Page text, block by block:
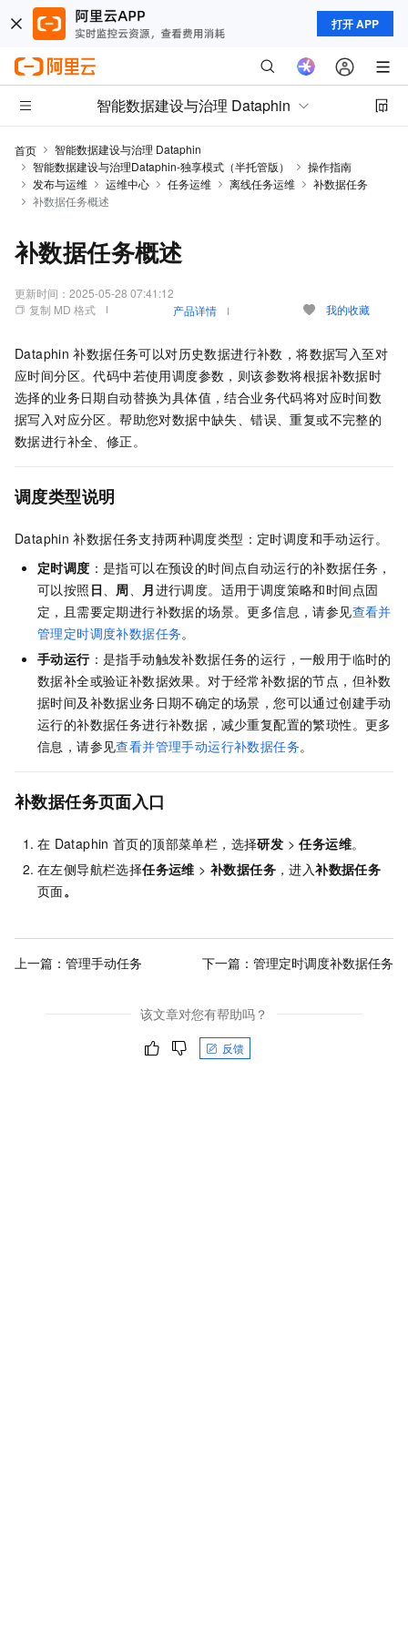
打开 APP
智能数据建设与治理 Dataphin
首页
智能数据建设与治理 Dataphin
智能数据建设与治理Dataphin-独享模式（半托管版）
操作指南
发布与运维
运维中心 任务运维 离线任务运维
补数据任务
补数据任务概述
补数据任务概述
更新时间： 2025-05-28 07:41:12
复制 MD 格式
产品详情 我的收藏
Dataphin 补数据任务可以对历史数据进行补数，将数据写入至对
应时间分区。代码中若使用调度参数，则该参数将根据补数据时
选择的业务日期自动替换为具体值，结合业务代码将对应时间数
据写入对应分区。帮助您对数据中缺失、错误、重复或不完整的
数据进行补全、修正。
调度类型说明
Dataphin 补数据任务支持两种调度类型：定时调度和手动运行。
定时调度 ：是指可以在预设的时间点自动运行的补数据任务，
可以按照 日、 周、 月进行调度。适用于调度策略和时间点固
定，且需要定期进行补数据的场景。更多信息，请参见查看并
管理定时调度补数据任务。
手动运行：是指手动触发补数据任务的运行，一般用于临时的
数据补全或验证补数据效果。对于经常补数据的节点，但补数
据时间及补数据业务日期不确定的场景，您可以通过创建手动
运行的补数据任务进行补数据，减少重复配置的繁琐性。更多
信息，请参见查看并管理手动运行补数据任务。
补数据任务页面入口
在 Dataphin 首页的顶部菜单栏，选择研发 >任务运维。
在左侧导航栏选择任务运维 >补数据任务 ，进入补数据任务
页面。
上一篇： 管理手动任务 下一篇： 管理定时调度补数据任务
该文章对您有帮助吗？
反馈